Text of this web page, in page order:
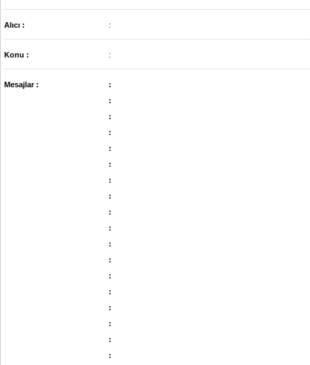
Alıcı : :
Konu : :
Mesajlar :
:
:
:
:
:
:
:
:
:
:
:
:
:
:
:
:
:
: